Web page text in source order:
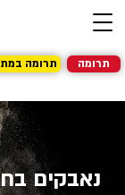
תרומה תרומה
נאבקים